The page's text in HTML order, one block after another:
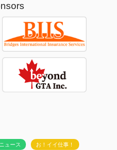
ニュース お！イイ仕事！